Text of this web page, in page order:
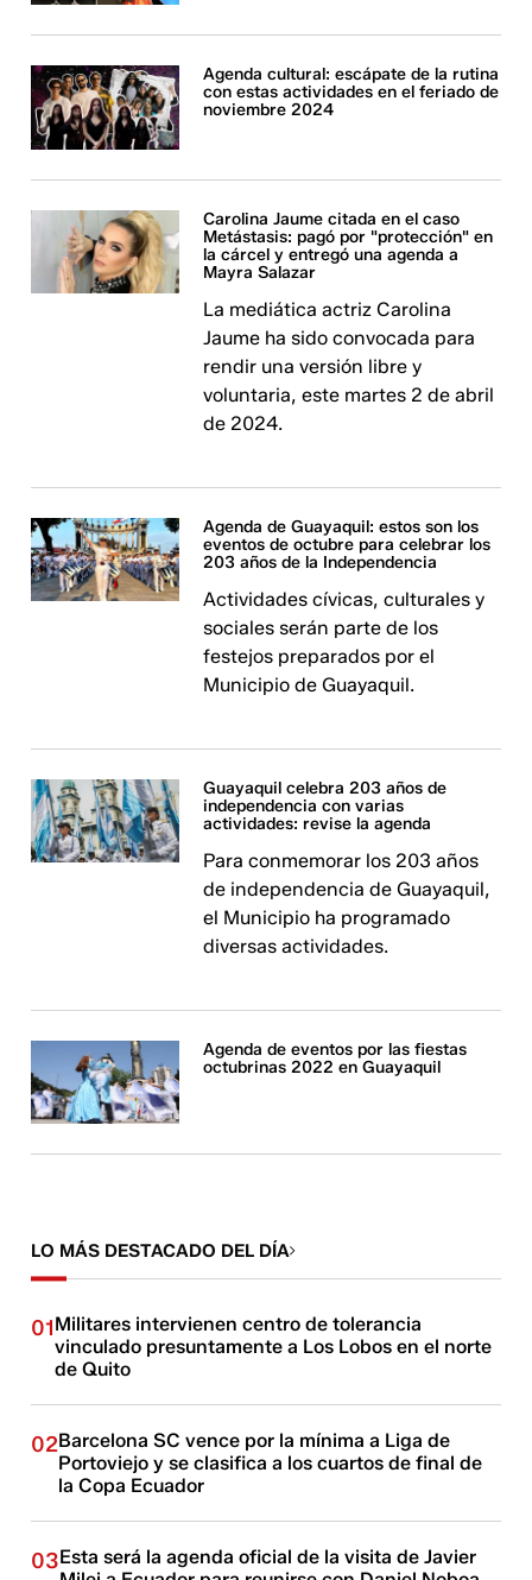
Agenda cultural: escápate de la rutina
con estas actividades en el feriado de
noviembre 2024
Carolina Jaume citada en el caso
Metástasis: pagó por "protección" en
la cárcel y entregó una agenda a
Mayra Salazar
La mediática actriz Carolina
Jaume ha sido convocada para
rendir una versión libre y
voluntaria, este martes 2 de abril
de 2024.
Agenda de Guayaquil: estos son los
eventos de octubre para celebrar los
203 años de la Independencia
Actividades cívicas, culturales y
sociales serán parte de los
festejos preparados por el
Municipio de Guayaquil.
Guayaquil celebra 203 años de
independencia con varias
actividades: revise la agenda
Para conmemorar los 203 años
de independencia de Guayaquil,
el Municipio ha programado
diversas actividades.
Agenda de eventos por las fiestas
octubrinas 2022 en Guayaquil
LO MÁS DESTACADO DEL DÍA
01Militares intervienen centro de tolerancia
vinculado presuntamente a Los Lobos en el norte
de Quito
02Barcelona SC vence por la mínima a Liga de
Portoviejo y se clasifica a los cuartos de final de
la Copa Ecuador
03Esta será la agenda oficial de la visita de Javier